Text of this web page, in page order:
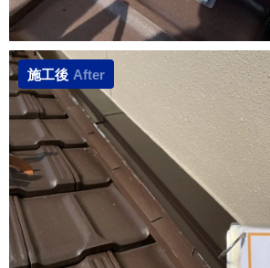
施工後 After